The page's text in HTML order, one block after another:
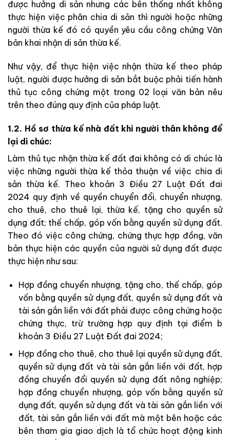
được hưởng di sản nhưng các bên thống nhất không
thực hiện việc phân chia di sản thì người hoặc những
người thừa kế đó có quyền yêu cầu công chứng Văn
bản khai nhận di sản thừa kế.
Như vậy, để thực hiện việc nhận thừa kế theo pháp
luật, người được hưởng di sản bắt buộc phải tiến hành
thủ tục công chứng một trong 02 loại văn bản nêu
trên theo đúng quy định của pháp luật.
1.2. Hồ sơ thừa kế nhà đất khi người thân không để
lại di chúc:
Làm thủ tục nhận thừa kế đất đai không có di chúc là
việc những người thừa kế thỏa thuận về việc chia di
sản thừa kế. Theo khoản 3 Điều 27 Luật Đất đai
2024 quy định về quyền chuyển đổi, chuyển nhượng,
cho thuê, cho thuê lại, thừa kế, tặng cho quyền sử
dụng đất; thế chấp, góp vốn bằng quyền sử dụng đất.
Theo đó việc công chứng, chứng thực hợp đồng, văn
bản thực hiện các quyền của người sử dụng đất được
thực hiện như sau:
Hợp đồng chuyển nhượng, tặng cho, thế chấp, góp
vốn bằng quyền sử dụng đất, quyền sử dụng đất và
tài sản gắn liền với đất phải được công chứng hoặc
chứng thực, trừ trường hợp quy định tại điểm b
khoản 3 Điều 27 Luật Đất đai 2024;
Hợp đồng cho thuê, cho thuê lại quyền sử dụng đất,
quyền sử dụng đất và tài sản gắn liền với đất, hợp
đồng chuyển đổi quyền sử dụng đất nông nghiệp;
hợp đồng chuyển nhượng, góp vốn bằng quyền sử
dụng đất, quyền sử dụng đất và tài sản gắn liền với
đất, tài sản gắn liền với đất mà một bên hoặc các
bên tham gia giao dịch là tổ chức hoạt động kinh